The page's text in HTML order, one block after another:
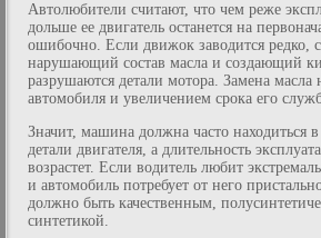
Автолюбители считают, что чем реже
дольше ее двигатель останется на
ошибочно. Если движок заводится редко,
нарушающий состав масла и создающий
разрушаются детали мотора. Замена масла
автомобиля и увеличением срока его
Значит, машина должна часто находиться
детали двигателя, а длительность
возрастет. Если водитель любит
и автомобиль потребует от него
должно быть качественным,
синтетикой.